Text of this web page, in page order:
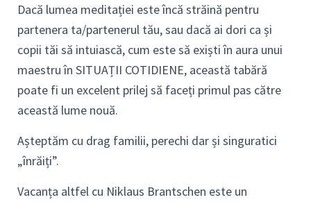
Dacă lumea meditației este încă străină pentru
partenera ta/partenerul tău, sau dacă ai dori ca și
copii tăi să intuiască, cum este să exiști în aura unui
maestru în SITUAȚII COTIDIENE, această tabără
poate fi un excelent prilej să faceți primul pas către
această lume nouă.
Așteptăm cu drag familii, perechi dar și singuratici
„înrăiți”.
Vacanța altfel cu Niklaus Brantschen este un